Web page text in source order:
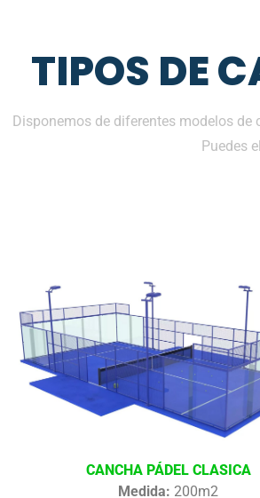
TIPOS DE
Disponemos de diferentes modelos de
Puedes
CANCHA PÁDEL CLASICA
Medida: 200m2